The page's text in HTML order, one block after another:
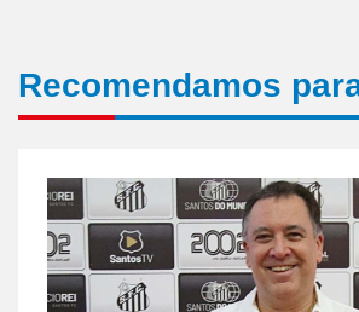
Recomendamos